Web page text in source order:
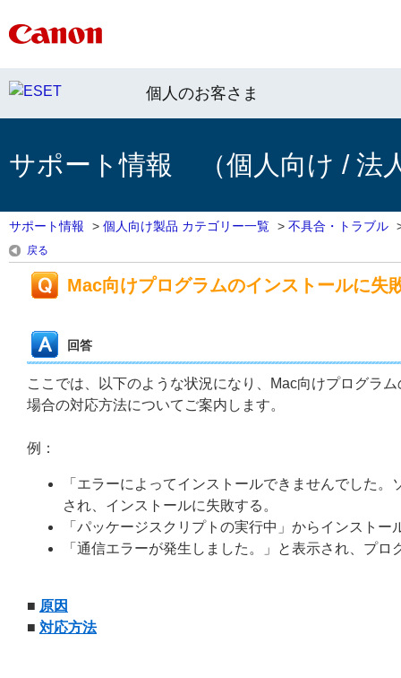
個人のお客さま
サポート情報 （個人向け / 法
サポート情報 > 個人向け製品 カテゴリー一覧 > 不具合・トラブル
戻る
Mac向けプログラムのインストールに失
回答
ここでは、以下のような状況になり、Mac向けプログラ
場合の対応方法についてご案内します。
例：
「エラーによってインストールできませんでした
され、インストールに失敗する。
「パッケージスクリプトの実行中」からインスト
「 通信エラーが発生しました。 」と表示され、プロ
■ 原因
■ 対応方法